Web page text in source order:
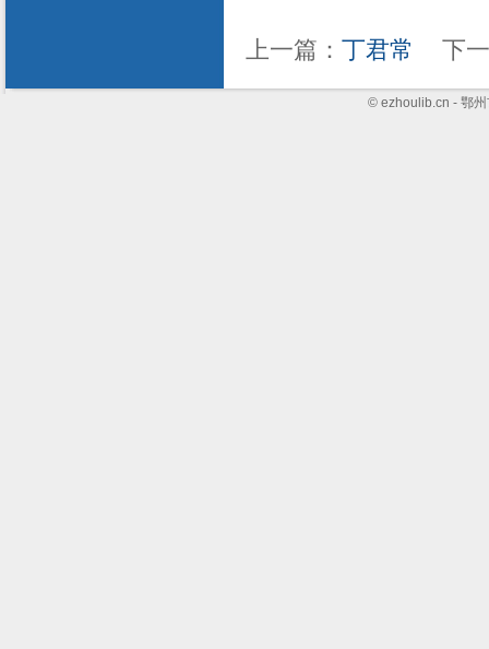
上一篇： 丁君常 下
© ezhoulib.cn - 鄂